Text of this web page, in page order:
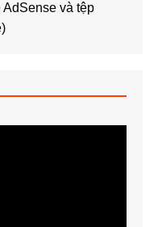
và tệp